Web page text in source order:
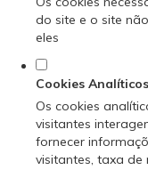
do site e o site
eles
Cookies Analíticos
Os cookies
visitantes
fornecer
visitantes, taxa de